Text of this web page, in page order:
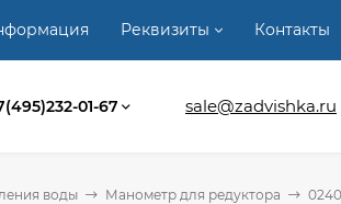
Реквизиты Контакты
01-67 sale@zadvishka.ru
воды Манометр для редуктора